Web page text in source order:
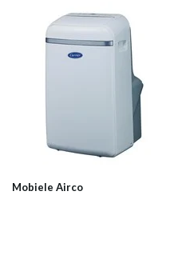
Mobiele Airco